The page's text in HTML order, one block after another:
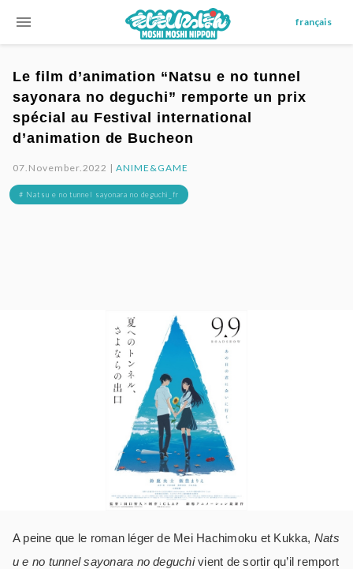
menu français
Le film d’animation “Natsu e no tunnel
sayonara no deguchi” remporte un prix
spécial au Festival international
d’animation de Bucheon
07.November.2022 |ANIME&GAME
# Natsu e no tunnel sayonara no deguchi_fr
A peine que le roman léger de Mei Hachimoku et Kukka, Nats
u e no tunnel sayonara no deguchivient de sortir qu’il remport